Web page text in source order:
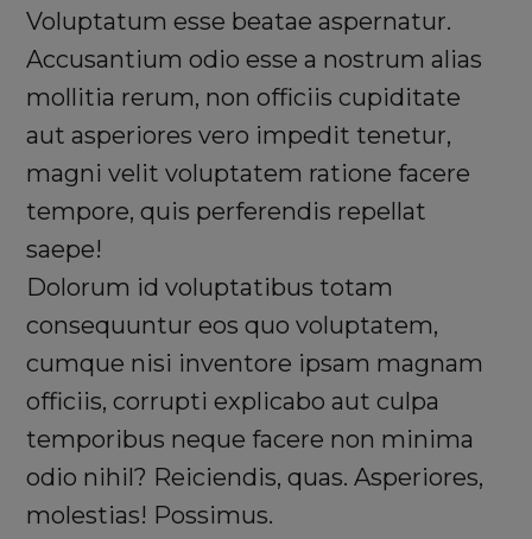
Voluptatum esse beatae aspernatur.
Accusantium odio esse a nostrum alias
mollitia rerum, non officiis cupiditate
aut asperiores vero impedit tenetur,
magni velit voluptatem ratione facere
tempore, quis perferendis repellat
saepe!
Dolorum id voluptatibus totam
consequuntur eos quo voluptatem,
cumque nisi inventore ipsam magnam
officiis, corrupti explicabo aut culpa
temporibus neque facere non minima
odio nihil? Reiciendis, quas. Asperiores,
molestias! Possimus.